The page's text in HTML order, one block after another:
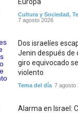
Cultura y Sociedad,
7 agosto 2026
Dos israelíes
Jenin después de
giro equivocado
violento
Tema del día 7 agosto
Alarma en Israel: